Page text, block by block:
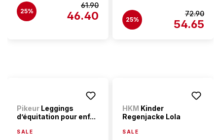
25%
61.90
46.40 25%
72.90
54.65
Pikeur Leggings
d’équitation pour enf...
SALE
HKM Kinder
Regenjacke Lola
SALE